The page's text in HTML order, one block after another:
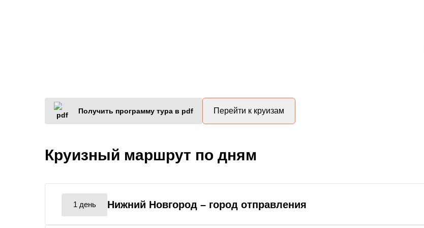
Получить программу тура в pdf Перейти к круизам
Круизный маршрут по дням
1 день Нижний Новгород – город отправления